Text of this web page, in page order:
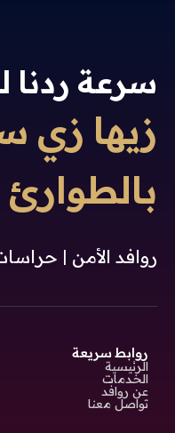
سرعة ردنا
زيها زي
بالطوارئ
روافد الأمن |
روابط سريعة
الرئيسية
الخدمات
عن روافد
تواصل معنا